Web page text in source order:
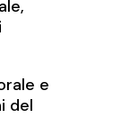
e
del